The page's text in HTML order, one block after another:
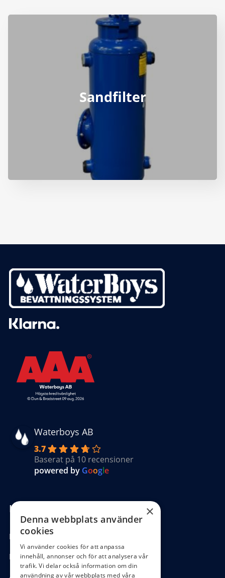
Sandfilter
Waterboys AB
3.7
Baserat på 10 recensioner
powered by Google
Kundinformation
Köpvillkor
Hantering GDPR
×
Denna webbplats använder
cookies
Vi använder cookies för att anpassa
innehåll, annonser och för att analysera vår
trafik. Vi delar också information om din
användning av vår webbplats med våra